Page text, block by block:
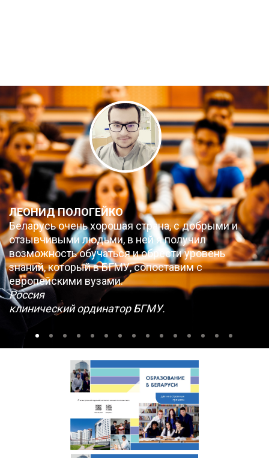
ЛЕОНИД ПОЛОГЕЙКО
Беларусь очень хорошая страна, с добрыми и
отзывчивыми людьми, в ней я получил
возможность обучаться и обрести уровень
знаний, который в БГМУ, сопоставим с
европейскими вузами.
Россия
клинический ординатор БГМУ.